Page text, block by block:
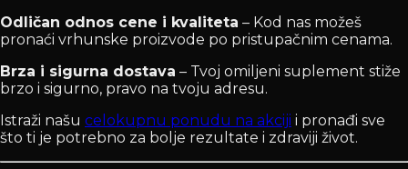
Odličan odnos cene i kvaliteta – Kod nas možeš
pronaći vrhunske proizvode po pristupačnim cenama.
Brza i sigurna dostava – Tvoj omiljeni suplement stiže
brzo i sigurno, pravo na tvoju adresu.
Istraži našu celokupnu ponudu na akciji i pronađi sve
što ti je potrebno za bolje rezultate i zdraviji život.